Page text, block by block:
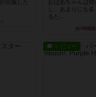
出版した
おばあちゃんは
し、あまりにも
るた...
約7時間前
レビュー